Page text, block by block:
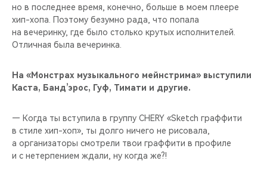
но в последнее время, конечно, больше в моем плеере
хип-хопа. Поэтому безумно рада, что попала
на вечеринку, где было столько крутых исполнителей.
Отличная была вечеринка.
На «Монстрах музыкального мейнстрима» выступили
Каста, Банд’эрос, Гуф, Тимати и другие.
— Когда ты вступила в группу CHERY «Sketch граффити
в стиле хип-хоп», ты долго ничего не рисовала,
а организаторы смотрели твои граффити в профиле
и с нетерпением ждали, ну когда же?!